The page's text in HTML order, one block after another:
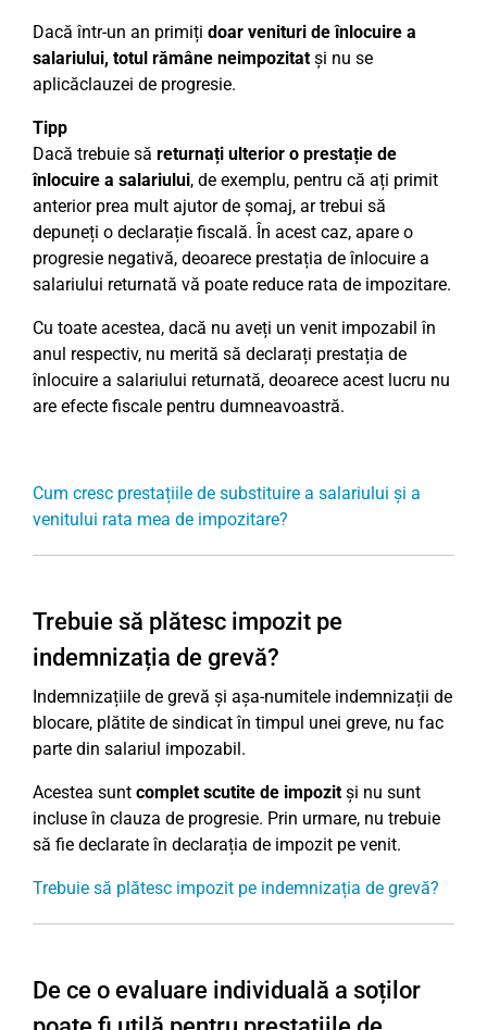
Dacă într-un an primiți doar venituri de înlocuire a
salariului, totul rămâne neimpozitatși nu se
aplicăclauzei de progresie.
Tipp
Dacă trebuie să returnați ulterior o prestație de
înlocuire a salariului, de exemplu, pentru că ați primit
anterior prea mult ajutor de șomaj, ar trebui să
depuneți o declarație fiscală. În acest caz, apare o
progresie negativă, deoarece prestația de înlocuire a
salariului returnată vă poate reduce rata de impozitare.
Cu toate acestea, dacă nu aveți un venit impozabil în
anul respectiv, nu merită să declarați prestația de
înlocuire a salariului returnată, deoarece acest lucru nu
are efecte fiscale pentru dumneavoastră.
Cum cresc prestațiile de substituire a salariului și a
venitului rata mea de impozitare?
Trebuie să plătesc impozit pe
indemnizația de grevă?
Indemnizațiile de grevă și așa-numitele indemnizații de
blocare, plătite de sindicat în timpul unei greve, nu fac
parte din salariul impozabil.
Acestea sunt complet scutite de impozitși nu sunt
incluse în clauza de progresie. Prin urmare, nu trebuie
să fie declarate în declarația de impozit pe venit.
Trebuie să plătesc impozit pe indemnizația de grevă?
De ce o evaluare individuală a soților